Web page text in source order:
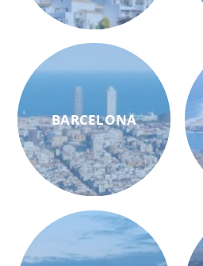
BARCELONA